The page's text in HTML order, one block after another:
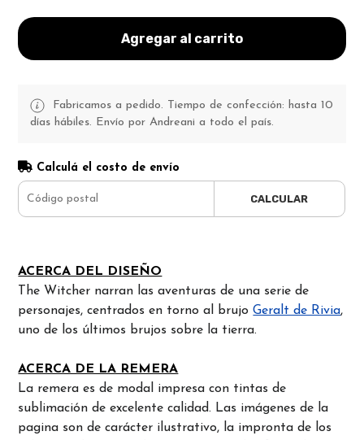
Agregar al carrito
Fabricamos a pedido. Tiempo de confección: hasta 10
días hábiles. Envío por Andreani a todo el país.
Calculá el costo de envío
CALCULAR
ACERCA DEL DISEÑO
The Witcher narran las aventuras de una serie de
personajes, centrados en torno al brujoGeralt de Rivia,
uno de los últimos brujos sobre la tierra.
ACERCA DE LA REMERA
La remera es de modal impresa con tintas de
sublimación de excelente calidad. Las imágenes de la
pagina son de carácter ilustrativo, la impronta de los